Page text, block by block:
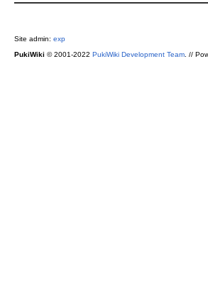
Site admin: exp
PukiWiki © 2001-2022 PukiWiki Development Team. //